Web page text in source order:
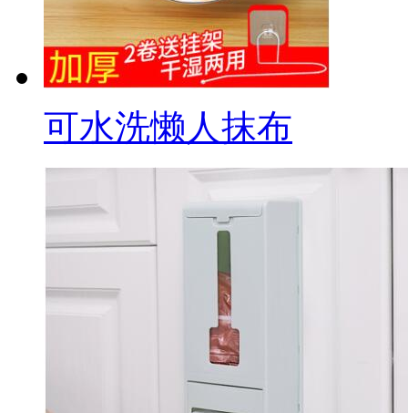
可水洗懒人抹布